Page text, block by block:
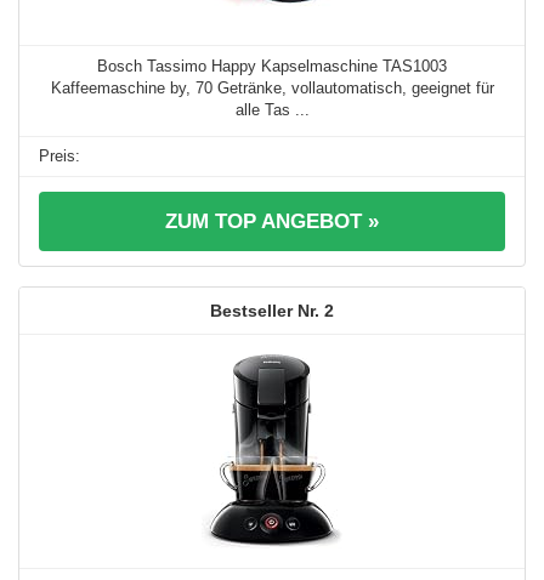
Bosch Tassimo Happy Kapselmaschine TAS1003
Kaffeemaschine by, 70 Getränke, vollautomatisch, geeignet für
alle Tas ...
ZUM TOP ANGEBOT »
2